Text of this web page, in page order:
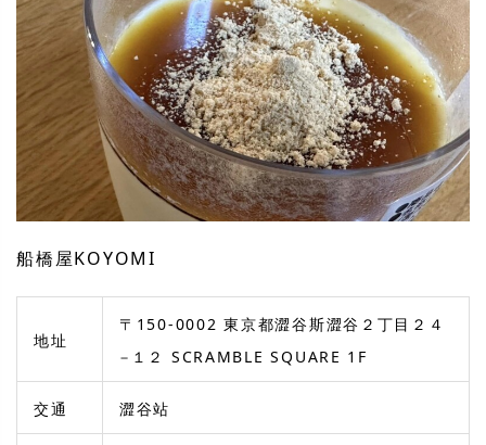
船橋屋KOYOMI
地址
〒150-0002 東京都澀谷斯澀谷２丁目２４
−１２ SCRAMBLE SQUARE 1F
交通 澀谷站